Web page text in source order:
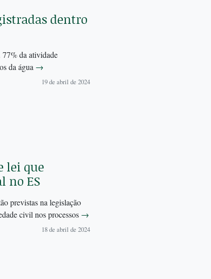
dentro
da atividade
da água →
19 de abril de 2024
lei que
no ES
previstas na legislação
civil nos processos →
18 de abril de 2024